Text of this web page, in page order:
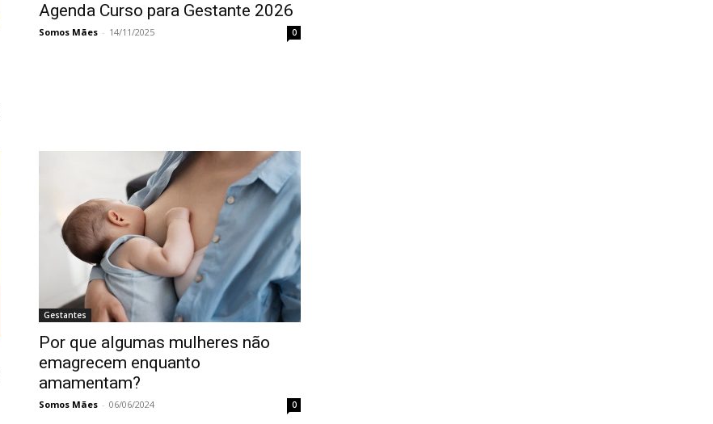
Agenda Curso para Gestante 2026
Somos Mães - 14/11/2025 0
Gestantes
Por que algumas mulheres não
emagrecem enquanto
amamentam?
Somos Mães - 06/06/2024 0